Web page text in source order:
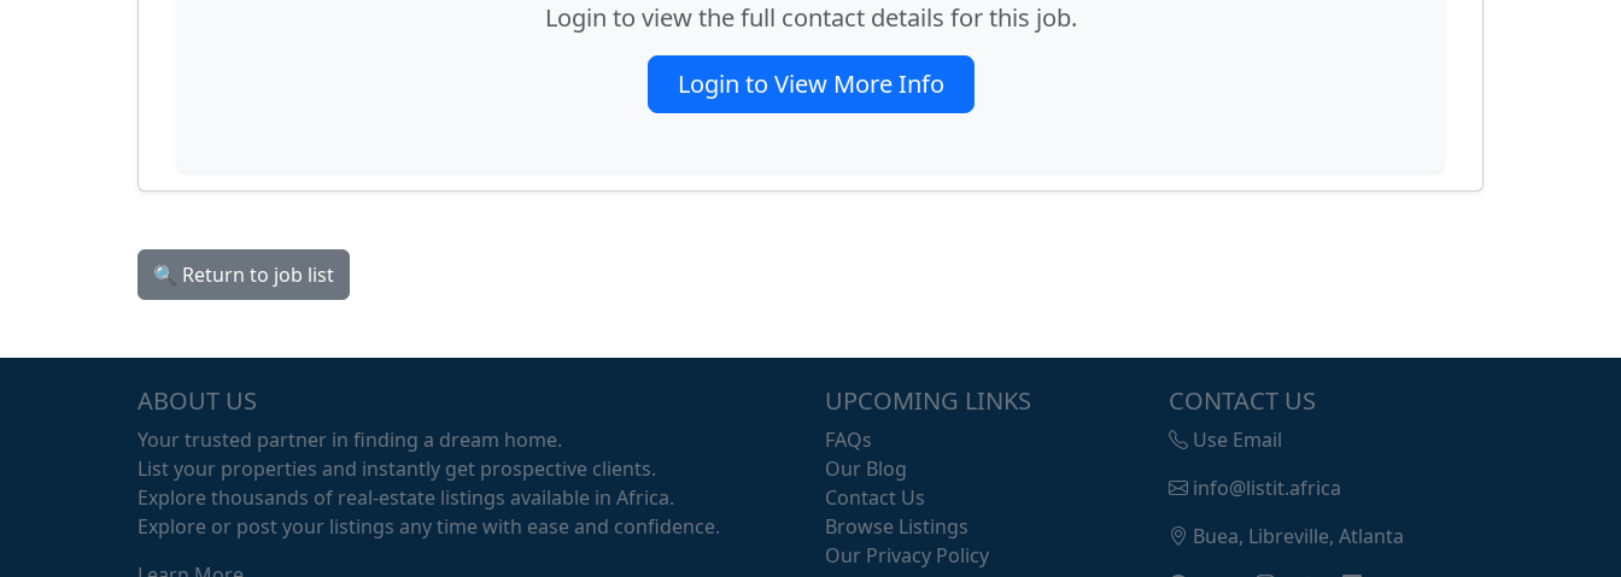
Login to view the full contact details for this job.
Login to View More Info
🔍 Return to job list
ABOUT US
Your trusted partner in finding a dream home.
List your properties and instantly get prospective clients.
Explore thousands of real-estate listings available in Africa.
Explore or post your listings any time with ease and confidence.
UPCOMING LINKS
FAQs
Our Blog
Contact Us
Browse Listings
Our Privacy Policy
CONTACT US
Use Email
info@listit.africa
Buea, Libreville, Atlanta